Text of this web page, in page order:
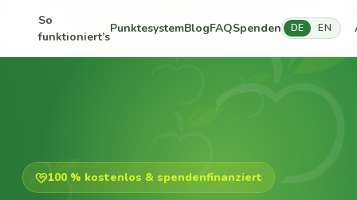
So
funktioniert’s
PunktesystemBlogFAQSpenden DE EN
100 % kostenlos & spendenfinanziert